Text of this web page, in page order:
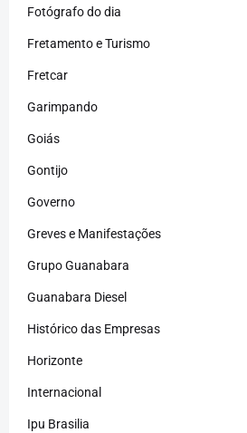
Fotógrafo do dia
Fretamento e Turismo
Fretcar
Garimpando
Goiás
Gontijo
Governo
Greves e Manifestações
Grupo Guanabara
Guanabara Diesel
Histórico das Empresas
Horizonte
Internacional
Ipu Brasilia